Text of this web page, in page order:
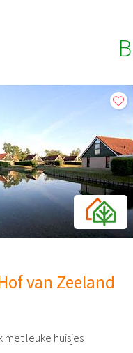
van Zeeland
met leuke huisjes